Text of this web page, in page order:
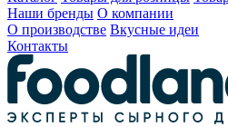
Наши бренды О компании
О производстве Вкусные идеи
Контакты